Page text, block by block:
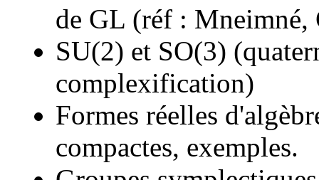
de GL (réf : Mneimné,
SU(2) et SO(3)
complexification)
Formes réelles
compactes, exemples.